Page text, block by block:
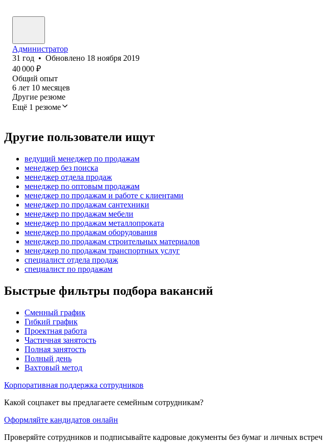
Администратор
31 год • Обновлено 18 ноября 2019
40 000 ₽
Общий опыт
6 лет 10 месяцев
Другие резюме
Ещё 1 резюме
Другие пользователи ищут
ведущий менеджер по продажам
менеджер без поиска
менеджер отдела продаж
менеджер по оптовым продажам
менеджер по продажам и работе с клиентами
менеджер по продажам сантехники
менеджер по продажам мебели
менеджер по продажам металлопроката
менеджер по продажам оборудования
менеджер по продажам строительных материалов
менеджер по продажам транспортных услуг
специалист отдела продаж
специалист по продажам
Быстрые фильтры подбора вакансий
Сменный график
Гибкий график
Проектная работа
Частичная занятость
Полная занятость
Полный день
Вахтовый метод
Корпоративная поддержка сотрудников
Какой соцпакет вы предлагаете семейным сотрудникам?
Оформляйте кандидатов онлайн
Проверяйте сотрудников и подписывайте кадровые документы без бумаг и личных встреч